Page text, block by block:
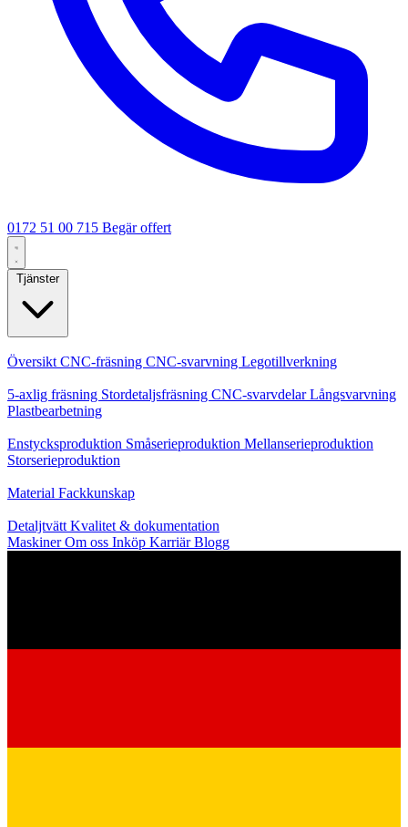
0172 51 00 715 Begär offert
Tjänster
Översikt CNC-fräsning CNC-svarvning Legotillverkning
5-axlig fräsning Stordetaljsfräsning CNC-svarvdelarLångsvarvning
Plastbearbetning
Enstycksproduktion Småserieproduktion Mellanserieproduktion
Storserieproduktion
Material Fackkunskap
Detaljtvätt Kvalitet & dokumentation
MaskinerOm oss Inköp KarriärBlogg